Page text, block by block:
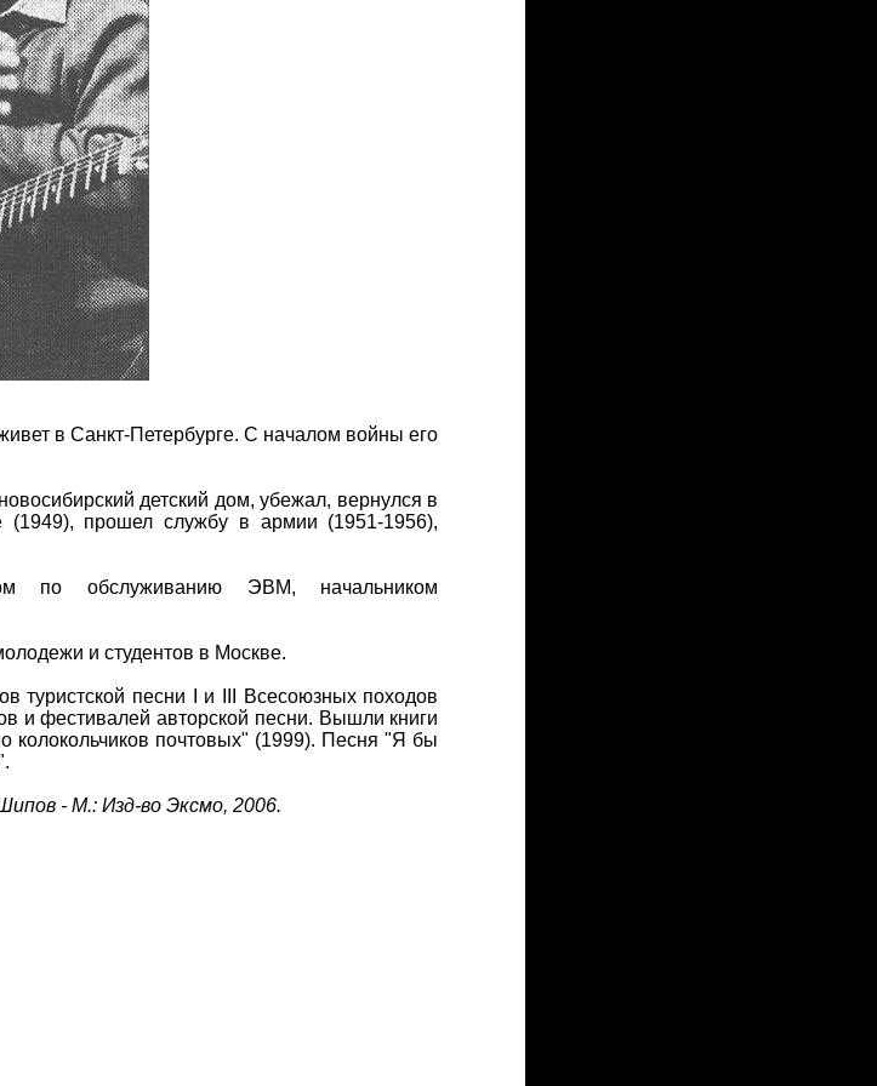
в Санкт-Петербурге. С началом войны его
детский дом, убежал, вернулся в
прошел службу в армии (1951-1956),
по обслуживанию ЭВМ, начальником
и студентов в Москве.
туристской песни I и III Всесоюзных походов
и фестивалей авторской песни. Вышли книги
почтовых" (1999). Песня "Я бы
- М.: Изд-во Эксмо, 2006.